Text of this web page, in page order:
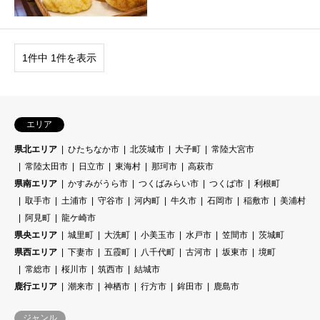
1件中 1件を表示
エリア
県北エリア ひたちなか市 北茨城市 大子町
常陸大宮市
常陸太田市
日立市 東海村 那珂市
高萩市
県南エリア
かすみがうら市 つくばみらい市 つくば市
利根町
取手市
土浦市 守谷市 河内町 牛久市 石岡市 稲敷市
美浦村
阿見町
龍ケ崎市
県央エリア
城里町 大洗町 小美玉市 水戸市 笠間市
茨城町
県西エリア
下妻市 五霞町 八千代町 古河市 坂東市
境町
常総市
桜川市 筑西市
結城市
鹿行エリア
潮来市 神栖市 行方市 鉾田市 鹿島市
ジャンル